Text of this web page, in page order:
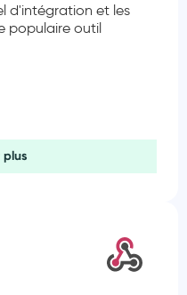
d'intégration et les
populaire outil
plus